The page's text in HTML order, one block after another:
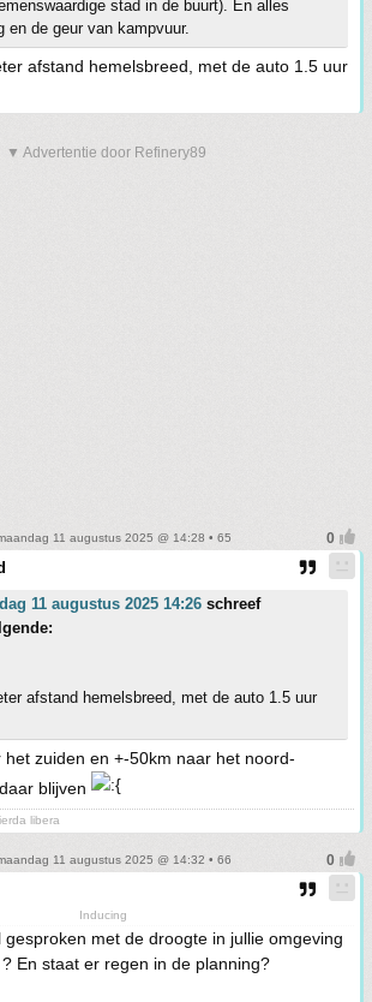
stad in de buurt). En alles
en de geur van kampvuur.
afstand hemelsbreed, met de auto 1.5 uur
▼ Advertentie door Refinery89
11 augustus 2025 @ 14:28 • 65
11 augustus 2025 14:26 schreef
afstand hemelsbreed, met de auto 1.5 uur
het zuiden en +-50km naar het noord-
blijven
libera
11 augustus 2025 @ 14:32 • 66
Inducing
gesproken met de droogte in jullie omgeving
? En staat er regen in de planning?